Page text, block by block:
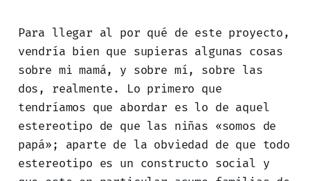
Para llegar al por qué de este proyecto,
vendría bien que supieras algunas cosas
sobre mi mamá, y sobre mí, sobre las
dos, realmente. Lo primero que
tendríamos que abordar es lo de aquel
estereotipo de que las niñas «somos de
papá»; aparte de la obviedad de que todo
estereotipo es un constructo social y